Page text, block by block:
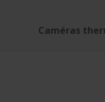
Caméras